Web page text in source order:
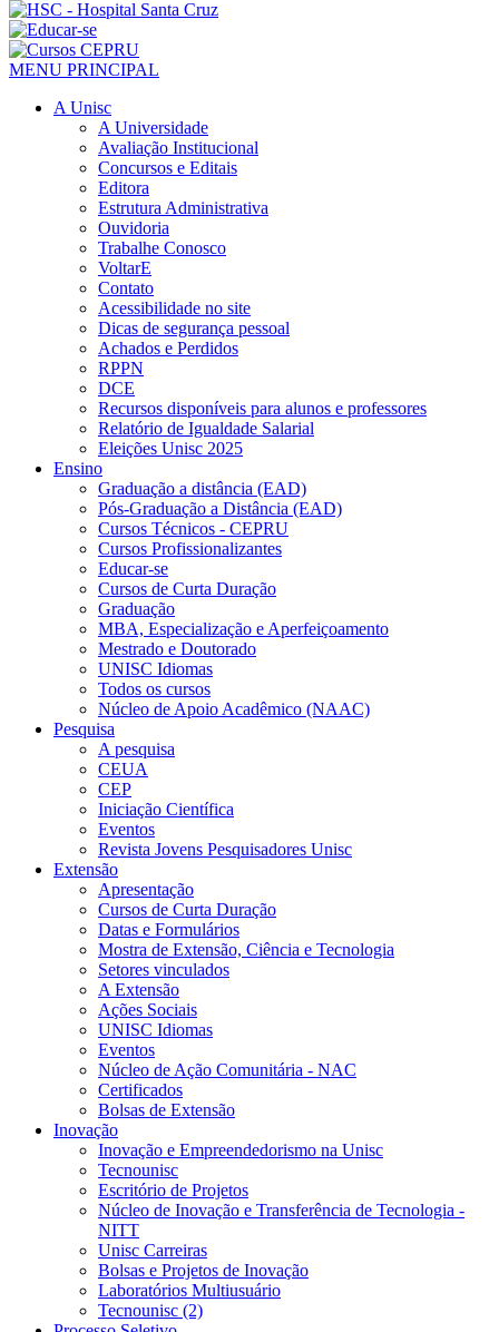
MENU PRINCIPAL
A Unisc
A Universidade
Avaliação Institucional
Concursos e Editais
Editora
Estrutura Administrativa
Ouvidoria
Trabalhe Conosco
VoltarE
Contato
Acessibilidade no site
Dicas de segurança pessoal
Achados e Perdidos
RPPN
DCE
Recursos disponíveis para alunos e professores
Relatório de Igualdade Salarial
Eleições Unisc 2025
Ensino
Graduação a distância (EAD)
Pós-Graduação a Distância (EAD)
Cursos Técnicos - CEPRU
Cursos Profissionalizantes
Educar-se
Cursos de Curta Duração
Graduação
MBA, Especialização e Aperfeiçoamento
Mestrado e Doutorado
UNISC Idiomas
Todos os cursos
Núcleo de Apoio Acadêmico (NAAC)
Pesquisa
A pesquisa
CEUA
CEP
Iniciação Científica
Eventos
Revista Jovens Pesquisadores Unisc
Extensão
Apresentação
Cursos de Curta Duração
Datas e Formulários
Mostra de Extensão, Ciência e Tecnologia
Setores vinculados
A Extensão
Ações Sociais
UNISC Idiomas
Eventos
Núcleo de Ação Comunitária - NAC
Certificados
Bolsas de Extensão
Inovação
Inovação e Empreendedorismo na Unisc
Tecnounisc
Escritório de Projetos
Núcleo de Inovação e Transferência de Tecnologia -
NITT
Unisc Carreiras
Bolsas e Projetos de Inovação
Laboratórios Multiusuário
Tecnounisc (2)